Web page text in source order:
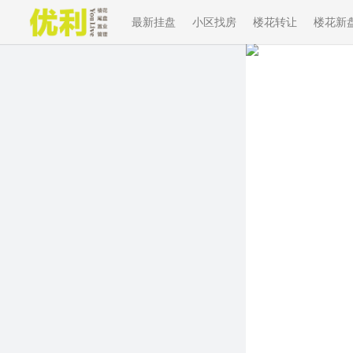
最新挂盘 小区找房 楼花转让 楼花新